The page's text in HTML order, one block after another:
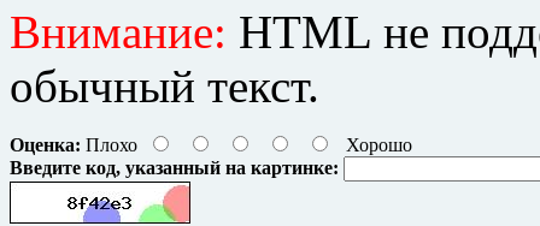
Внимание: HTML не
обычный текст.
Оценка: Плохо
Хорошо
Введите код, указанный на картинке: